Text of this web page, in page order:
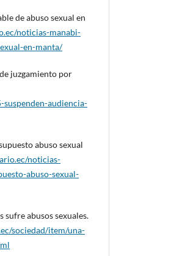
de abuso sexual en
noticias-manabi-
en-manta/
juzgamiento por
audiencia-
abuso sexual
noticias-
abuso-sexual-
sufre abusos sexuales.
sociedad/item/una-